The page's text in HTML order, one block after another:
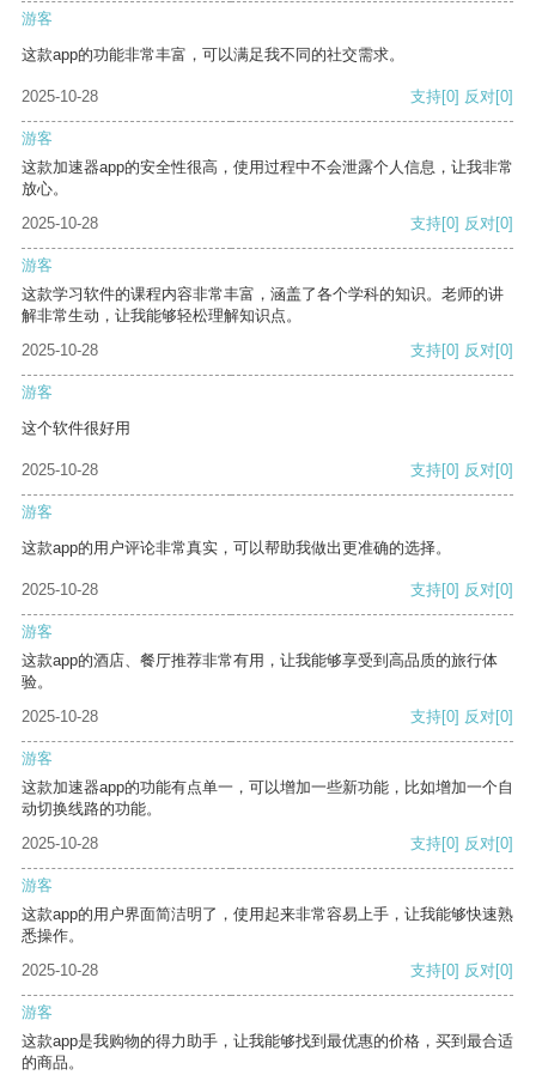
游客
这款app的功能非常丰富，可以满足我不同的社交需求。
2025-10-28 支持[0] 反对[0]
游客
这款加速器app的安全性很高，使用过程中不会泄露个人信息，让我非常
放心。
2025-10-28
支持[0] 反对[0]
游客
这款学习软件的课程内容非常丰富，涵盖了各个学科的知识。老师的讲
解非常生动，让我能够轻松理解知识点。
2025-10-28
支持[0] 反对[0]
游客
这个软件很好用
2025-10-28 支持[0] 反对[0]
游客
这款app的用户评论非常真实，可以帮助我做出更准确的选择。
2025-10-28 支持[0] 反对[0]
游客
这款app的酒店、餐厅推荐非常有用，让我能够享受到高品质的旅行体
验。
2025-10-28
支持[0] 反对[0]
游客
这款加速器app的功能有点单一，可以增加一些新功能，比如增加一个自
动切换线路的功能。
2025-10-28
支持[0] 反对[0]
游客
这款app的用户界面简洁明了，使用起来非常容易上手，让我能够快速熟
悉操作。
2025-10-28
支持[0] 反对[0]
游客
这款app是我购物的得力助手，让我能够找到最优惠的价格，买到最合适
的商品。